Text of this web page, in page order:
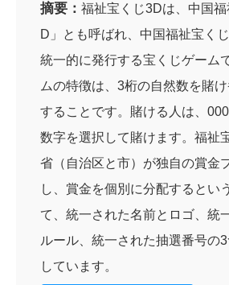
摘要： 福祉宝くじ3Dは、中国
D」とも呼ばれ、中国福祉宝く
統一的に発行する宝くじゲーム
ムの特徴は、3桁の自然数を賭
することです。賭ける人は、
数字を選択して賭けます。福祉
省（自治区と市）が独自の賞金
し、賞金を個別に分配するとい
て、統一された名前とロゴ、統
ルール、統一された抽選番号の
しています。